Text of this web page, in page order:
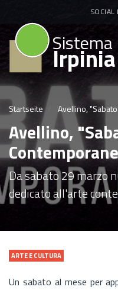
SOCIAL
Sistema
Irpinia
Startseite Avellino,
Avellino,
Da sabato 29 marzo
dedicato all'arte
ARTE E CULTURA
Un sabato al mese per